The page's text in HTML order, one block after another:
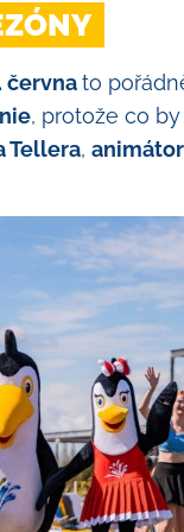
červnato
, protože co
Tellera,